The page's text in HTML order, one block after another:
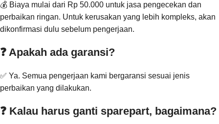
💰 Biaya mulai dari Rp 50.000 untuk jasa pengecekan dan
perbaikan ringan. Untuk kerusakan yang lebih kompleks, akan
dikonfirmasi dulu sebelum pengerjaan.
❓ Apakah ada garansi?
✅ Ya. Semua pengerjaan kami bergaransi sesuai jenis
perbaikan yang dilakukan.
❓ Kalau harus ganti sparepart, bagaimana?